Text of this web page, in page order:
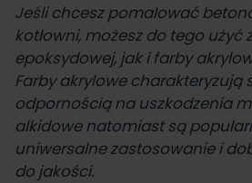
Jeśli chcesz pomalować
kotłowni, możesz do tego użyć
epoksydowej, jak i farby
Farby akrylowe charakteryzują
odpornością na uszkodzenia
alkidowe natomiast są
uniwersalne zastosowanie i
do jakości.